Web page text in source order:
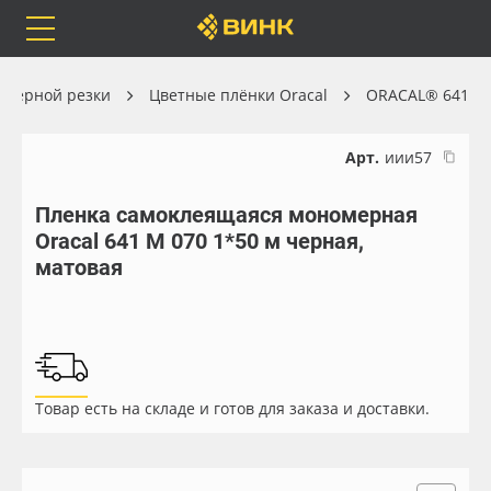
Каталог
Orafol
Доставка
Весь каталог
Рулонные материалы
Листовые материалы
резки Цветные плёнки Oracal ORACAL® 641
Арт. иии57
Пленка самоклеящаяся мономерная
Oracal 641 M 070 1*50 м черная,
матовая
Товар есть на складе и готов для заказа и доставки.